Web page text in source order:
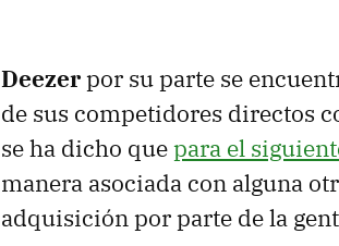
Deezerpor su parte se
de sus competidores directos
se ha dicho quepara el
manera asociada con alguna
adquisición por parte de la